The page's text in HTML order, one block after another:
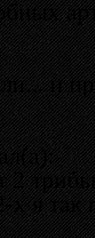
и
2
х я так